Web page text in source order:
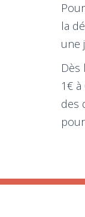
la
une
Dès
1€
des